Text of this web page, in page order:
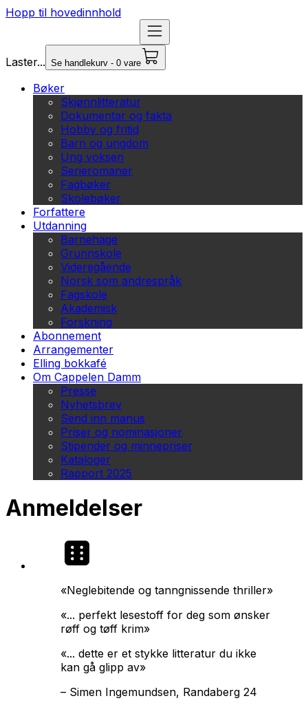
Hopp til hovedinnhold
Laster... Se handlekurv - 0 vare
Bøker
Skjønnlitteratur
Dokumentar og fakta
Hobby og fritid
Barn og ungdom
Ung voksen
Serieromaner
Fagbøker
Skolebøker
Forfattere
Utdanning
Barnehage
Grunnskole
Videregående
Norsk som andrespråk
Fagskole
Akademisk
Forskning
Abonnement
Arrangementer
Elling bokkafé
Om Cappelen Damm
Presse
Nyhetsbrev
Send inn manus
Priser og nominasjoner
Stipender og minnepriser
Kataloger
Rapport 2025
Anmeldelser
«Neglebitende og tanngnissende thriller»
«... perfekt lesestoff for deg som ønsker
røff og tøff krim»
«... dette er et stykke litteratur du ikke
kan gå glipp av»
– Simen Ingemundsen, Randaberg 24